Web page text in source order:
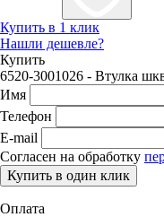
Купить в 1 клик
Нашли дешевле?
Купить
6520-3001026 - Втулка
Имя
Телефон
E-mail
Согласен на обработку
Купить в один клик
Оплата